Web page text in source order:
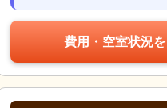
費用・空室状況